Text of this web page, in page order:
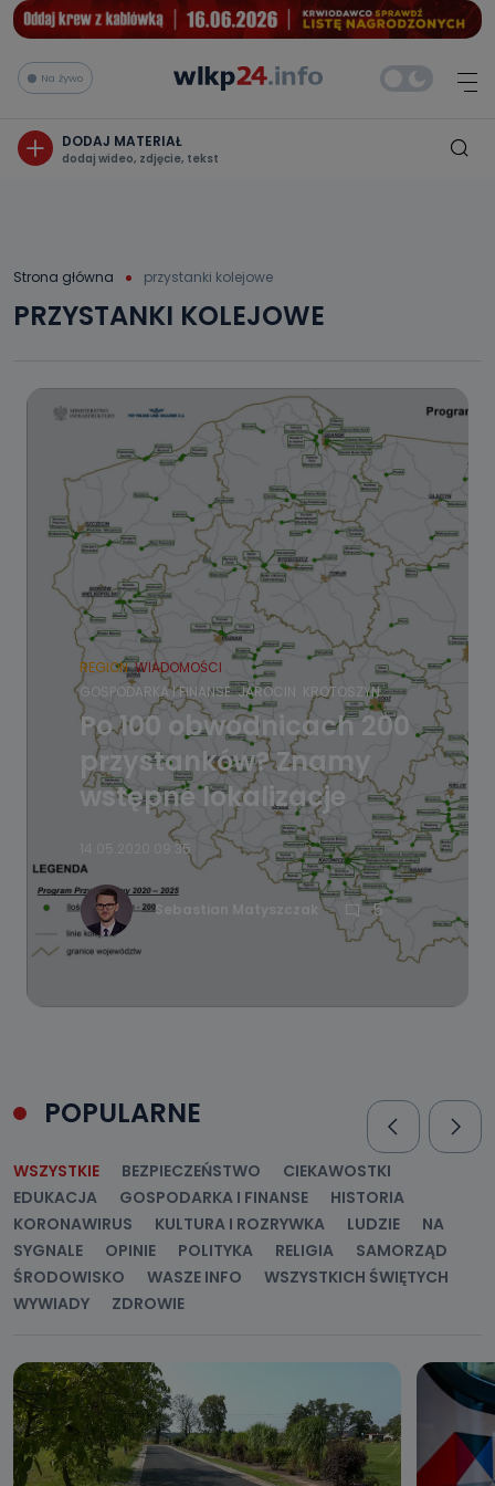
Na żywo
DODAJ MATERIAŁ
dodaj wideo, zdjęcie, tekst
Strona główna przystanki kolejowe
PRZYSTANKI KOLEJOWE
REGION WIADOMOŚCI
GOSPODARKA I FINANSE JAROCIN KROTOSZYN
Po 100 obwodnicach 200
przystanków? Znamy
wstępne lokalizacje
14.05.2020 09:35
Sebastian Matyszczak 5
POPULARNE
WSZYSTKIE BEZPIECZEŃSTWO
CIEKAWOSTKI
EDUKACJA
GOSPODARKA I FINANSE
HISTORIA
KORONAWIRUS
KULTURA I ROZRYWKA LUDZIE
NA
SYGNALE
OPINIE POLITYKA RELIGIA
SAMORZĄD
ŚRODOWISKO
WASZE INFO
WSZYSTKICH ŚWIĘTYCH
WYWIADY
ZDROWIE